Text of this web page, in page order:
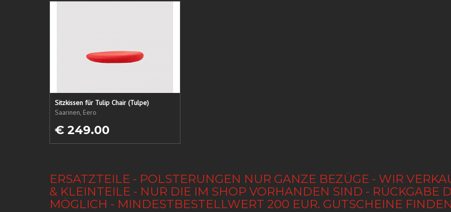
Sitzkissen für Tulip Chair (Tulpe)
Saarinen, Eero
€ 249.00
ERSATZTEILE - POLSTERUNGEN NUR GANZE BEZÜGE - WIR
& KLEINTEILE - NUR DIE IM SHOP VORHANDEN SIND - RÜCKGABE
MÖGLICH - MINDESTBESTELLWERT 200 EUR. GUTSCHEINE